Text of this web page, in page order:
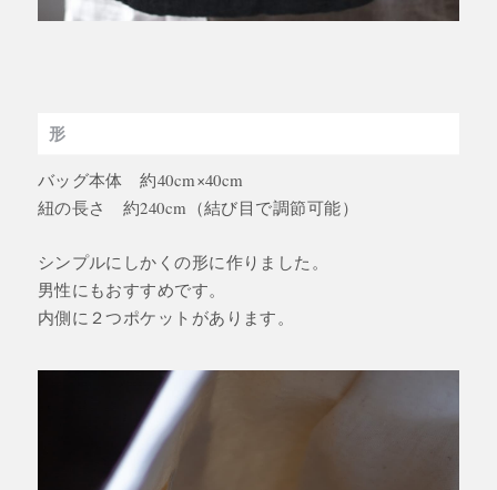
形
バッグ本体 約40cm×40cm
紐の長さ 約240cm（結び目で調節可能）
シンプルにしかくの形に作りました。
男性にもおすすめです。
内側に２つポケットがあります。